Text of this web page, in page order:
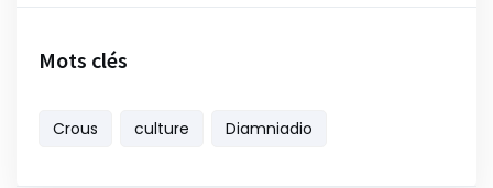
Mots clés
Crous culture Diamniadio